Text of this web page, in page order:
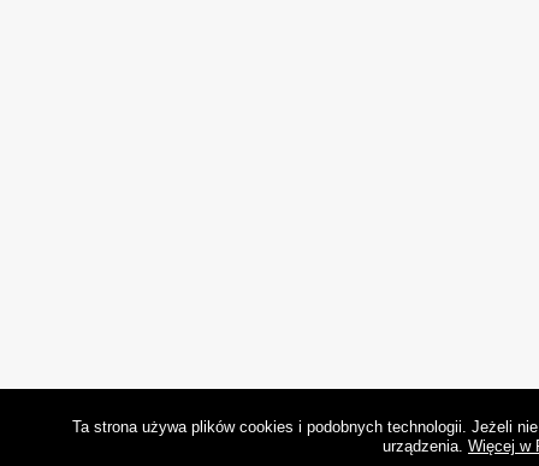
Ta strona używa plików cookies i podobnych technologii. Jeżeli
urządzenia. Więcej w